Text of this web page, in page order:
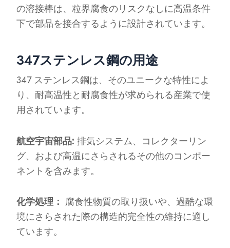
の溶接棒は、粒界腐食のリスクなしに高温条件
下で部品を接合するように設計されています。
347ステンレス鋼の用途
347 ステンレス鋼は、そのユニークな特性によ
り、耐高温性と耐腐食性が求められる産業で使
用されています。
航空宇宙部品:排気システム、コレクターリン
グ、および高温にさらされるその他のコンポー
ネントを含みます。
化学処理： 腐食性物質の取り扱いや、過酷な環
境にさらされた際の構造的完全性の維持に適し
ています。